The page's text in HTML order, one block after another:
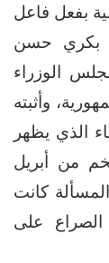
بفعل فاعل
بكري حسن
الوزراء
وأثبته
الذي يظهر
من أبريل
أثبت أن المسألة كانت
على